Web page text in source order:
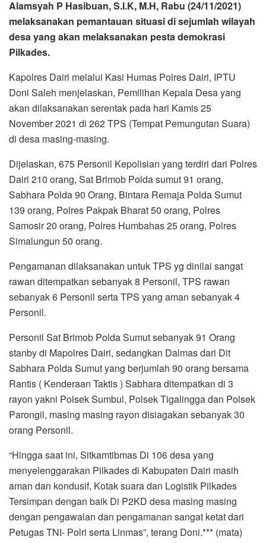
Alamsyah P Hasibuan, S.I.K, M.H, Rabu (24/11/2021)
melaksanakan pemantauan situasi di sejumlah wilayah
desa yang akan melaksanakan pesta demokrasi
Pilkades.
Kapolres Dairi melalui Kasi Humas Polres Dairi, IPTU
Doni Saleh menjelaskan, Pemilihan Kepala Desa yang
akan dilaksanakan serentak pada hari Kamis 25
November 2021 di 262 TPS (Tempat Pemungutan Suara)
di desa masing-masing.
Dijelaskan, 675 Personil Kepolisian yang terdiri dari Polres
Dairi 210 orang, Sat Brimob Polda sumut 91 orang,
Sabhara Polda 90 Orang, Bintara Remaja Polda Sumut
139 orang, Polres Pakpak Bharat 50 orang, Polres
Samosir 20 orang, Polres Humbahas 25 orang, Polres
Simalungun 50 orang.
Pengamanan dilaksanakan untuk TPS yg dinilai sangat
rawan ditempatkan sebanyak 8 Personil, TPS rawan
sebanyak 6 Personil serta TPS yang aman sebanyak 4
Personil.
Personil Sat Brimob Polda Sumut sebanyak 91 Orang
stanby di Mapolres Dairi, sedangkan Dalmas dari Dit
Sabhara Polda Sumut yang berjumlah 90 orang bersama
Rantis ( Kenderaan Taktis ) Sabhara ditempatkan di 3
rayon yakni Polsek Sumbul, Polsek Tigalingga dan Polsek
Parongil, masing masing rayon disiagakan sebanyak 30
orang Personil.
“Hingga saat ini, Sitkamtibmas Di 106 desa yang
menyelenggarakan Pilkades di Kabupaten Dairi masih
aman dan kondusif, Kotak suara dan Logistik Pilkades
Tersimpan dengan baik Di P2KD desa masing masing
dengan pengawalan dan pengamanan sangat ketat dari
Petugas TNI- Polri serta Linmas”, terang Doni.*** (mata)